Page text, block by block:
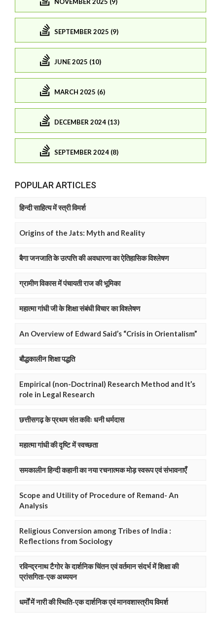
SEPTEMBER 2025 (9)
JUNE 2025 (10)
MARCH 2025 (6)
DECEMBER 2024 (13)
SEPTEMBER 2024 (8)
POPULAR ARTICLES
हिन्दी साहित्य में स्त्री विमर्श
Origins of the Jats: Myth and Reality
बैगा जनजाति के उत्पत्ति की अवधारणा का ऐतिहासिक विश्लेषण
ग्रामीण विकास में पंचायती राज की भूमिका
महात्मा गांधी जी के शिक्षा संबंधी विचार का विश्लेषण
An Overview of Edward Said’s “Crisis in Orientalism”
बौद्धकालीन शिक्षा पद्धति
Empirical (non-Doctrinal) Research Method and It’s
role in Legal Research
छत्तीसगढ़ के प्रथम संत कविः धनी धर्मदास
महात्मा गांधी की दृष्टि में स्वच्छता
समकालीन हिन्दी कहानी का नया रचनात्मक मोड़ स्वरूप एवं संभावनाएँ
Scope and Utility of Procedure of Remand- An
Analysis
Religious Conversion among Tribes of India :
Reflections from Sociology
रविन्द्रनाथ टैगोर के दार्शनिक चिंतन एवं वर्तमान संदर्भ में शिक्षा की
प्रांसगिता-एक अध्ययन
धर्मों में नारी की स्थिति-एक दार्शनिक एवं मानवशास्त्रीय विमर्श